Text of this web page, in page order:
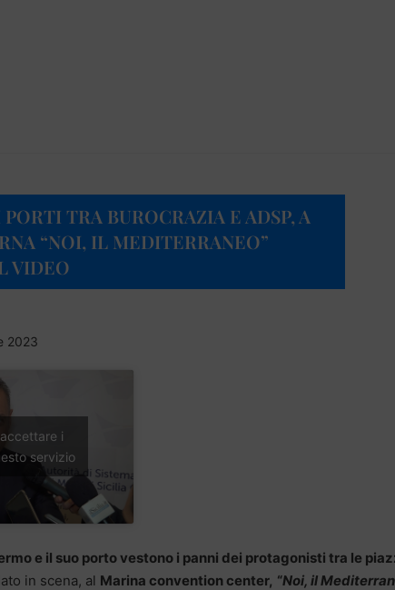
TRA BUROCRAZIA E ADSP, A
“NOI, IL MEDITERRANEO”
VIDEO
2023
i
servizio
e il suo porto vestono i panni dei protagonisti tra le
in scena, al Marina convention center, “Noi, il